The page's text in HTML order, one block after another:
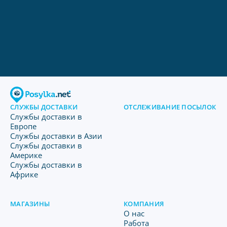
СЛУЖБЫ ДОСТАВКИ
Службы доставки в
Европе
Службы доставки в Азии
Службы доставки в
Америке
Службы доставки в
Африке
ОТСЛЕЖИВАНИЕ ПОСЫЛОК
МАГАЗИНЫ КОМПАНИЯ
O нас
Работа